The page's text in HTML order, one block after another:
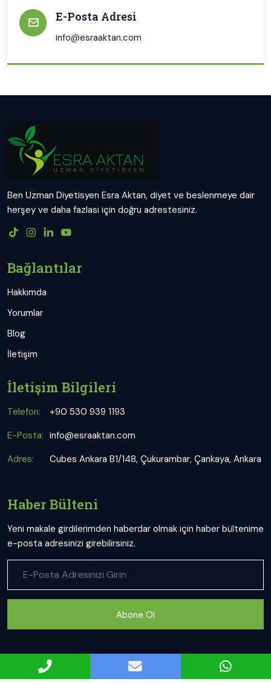
E-Posta Adresi
info@esraaktan.com
Ben Uzman Diyetisyen Esra Aktan, diyet ve beslenmeye dair
herşey ve daha fazlası için doğru adrestesiniz.
Bağlantılar
Hakkımda
Yorumlar
Blog
İletişim
İletişim Bilgileri
Telefon:
+90 530 939 1193
E-Posta: info@esraaktan.com
Adres:
Cubes Ankara B1/148, Çukurambar, Çankaya, Ankara
Haber Bülteni
Yeni makale girdilerimden haberdar olmak için haber bültenime
e-posta adresinizi girebilirsiniz.
Abone Ol
Uzman Diyetisyen Esra Aktan web sitesi ve sosyal mecra